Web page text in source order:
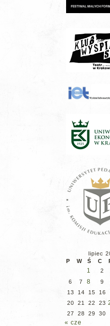
lipiec
P
W Ś C
1 2
6
7 8 9
13
14 15 16
20
21 22 23
27
28 29 30
« cze